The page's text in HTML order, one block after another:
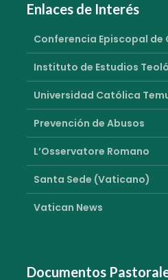
Enlaces de Interés
Conferencia Episcopal de
Instituto de Estudios
Universidad Católica
Prevención de Abusos
L’Osservatore Romano
Santa Sede (Vaticano)
Vatican News
Documentos